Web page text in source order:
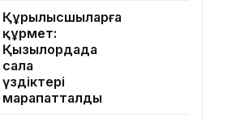
Құрылысшыларға
құрмет:
Қызылордада
сала
үздіктері
марапатталды